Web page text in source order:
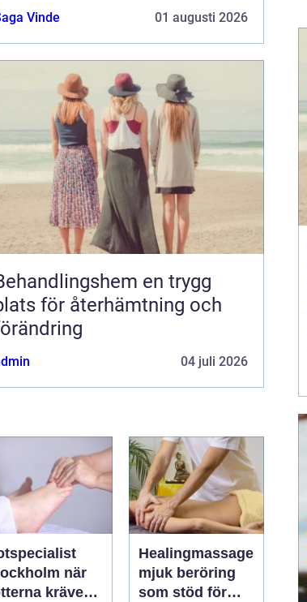
Vinde 01 augusti 2026
en trygg
för återhämtning och
04 juli 2026
när
kräver
Healingmassage
mjuk beröring
som stöd för